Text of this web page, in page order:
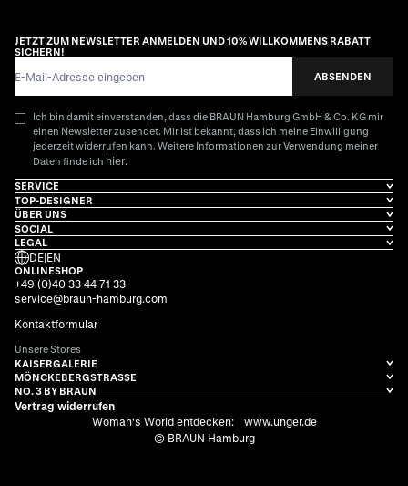
JETZT ZUM NEWSLETTER ANMELDEN UND 10% WILLKOMMENS RABATT
SICHERN!
ABSENDEN
Ich bin damit einverstanden, dass die BRAUN Hamburg GmbH & Co. KG mir
einen Newsletter zusendet. Mir ist bekannt, dass ich meine Einwilligung
jederzeit widerrufen kann. Weitere Informationen zur Verwendung meiner
Daten finde ich hier.
SERVICE
TOP-DESIGNER
ÜBER UNS
SOCIAL
LEGAL
DE|EN
ONLINESHOP
+49 (0)40 33 44 71 33
service@braun-hamburg.com
Kontaktformular
Unsere Stores
KAISERGALERIE
MÖNCKEBERGSTRASSE
NO. 3 BY BRAUN
Vertrag widerrufen
Woman's World entdecken:
www.unger.de
© BRAUN Hamburg